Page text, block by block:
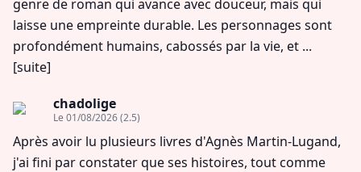
genre de roman qui avance avec douceur, mais qui
laisse une empreinte durable. Les personnages sont
profondément humains, cabossés par la vie, et ...
[suite]
chadolige
Le 01/08/2026(2.5)
Après avoir lu plusieurs livres d'Agnès Martin-Lugand,
j'ai fini par constater que ses histoires, tout comme